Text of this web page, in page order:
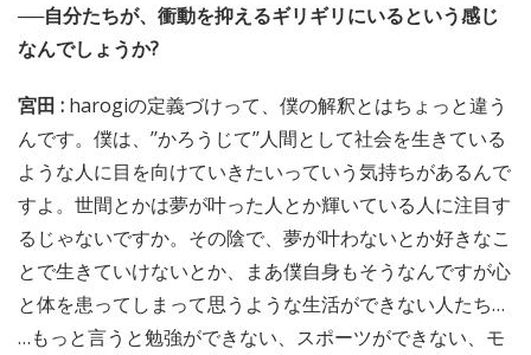
──自分たちが、衝動を抑えるギリギリにいるという感じ
なんでしょうか?
宮田 : harogiの定義づけって、僕の解釈とはちょっと違う
んです。僕は、’’かろうじて’’人間として社会を生きている
ような人に目を向けていきたいっていう気持ちがあるんで
すよ。世間とかは夢が叶った人とか輝いている人に注目す
るじゃないですか。その陰で、夢が叶わないとか好きなこ
とで生きていけないとか、まあ僕自身もそうなんですが心
と体を患ってしまって思うような生活ができない人たち…
…もっと言うと勉強ができない、スポーツができない、モ